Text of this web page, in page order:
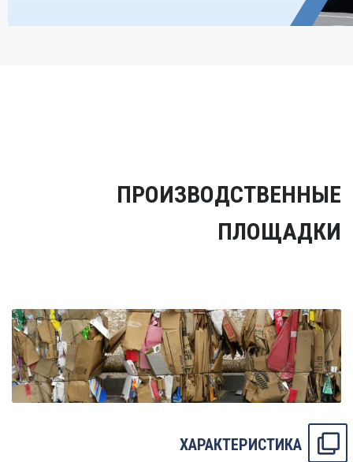
ПРОИЗВОДСТВЕННЫЕ
ПЛОЩАДКИ
ХАРАКТЕРИСТИКА